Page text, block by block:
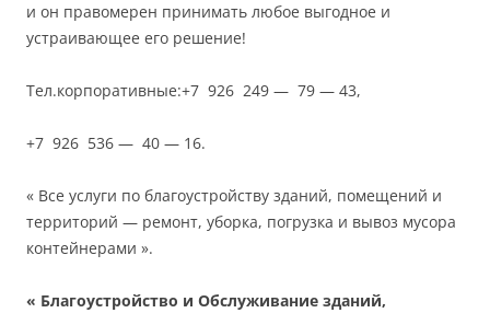
и он правомерен принимать любое выгодное и
устраивающее его решение!
Тел.корпоративные:+7 926 249 — 79 — 43,
+7 926 536 — 40 — 16.
« Все услуги по благоустройству зданий, помещений и
территорий — ремонт, уборка, погрузка и вывоз мусора
контейнерами ».
« Благоустройство и Обслуживание зданий,